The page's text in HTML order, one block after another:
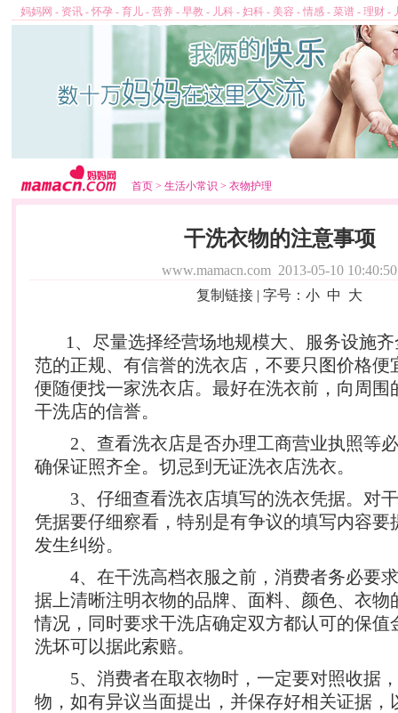
妈妈网 - 资讯 - 怀孕 - 育儿 - 营养 - 早教 - 儿科 - 妇科 - 美容 - 情感 - 菜谱 - 理财 -
首页 > 生活小常识 > 衣物护理
干洗衣物的注意事项
www.mamacn.com 2013-05-10 10:40:50
复制链接 | 字号： 小 中 大
1、尽量选择经营场地规模大、服务设施齐
范的正规、有信誉的洗衣店，不要只图价格便
便随便找一家洗衣店。最好在洗衣前，向周围
干洗店的信誉。
2、查看洗衣店是否办理工商营业执照等
确保证照齐全。切忌到无证洗衣店洗衣。
3、仔细查看洗衣店填写的洗衣凭据。对
凭据要仔细察看，特别是有争议的填写内容要
发生纠纷。
4、在干洗高档衣服之前，消费者务必要
据上清晰注明衣物的品牌、面料、颜色、衣物
情况，同时要求干洗店确定双方都认可的保值
洗坏可以据此索赔。
5、消费者在取衣物时，一定要对照收据
物，如有异议当面提出，并保存好相关证据，